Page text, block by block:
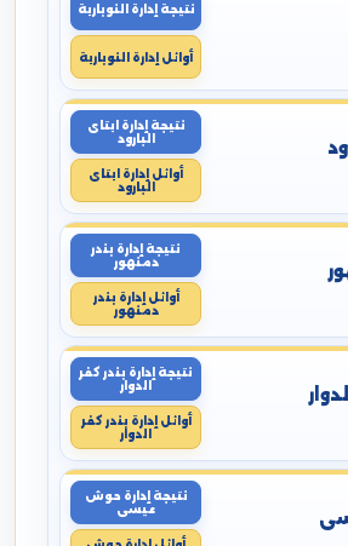
نتيجة إدارة النوبارية
أوائل إدارة النوبارية
نتيجة إدارة ايتاى
البارود
أوائل إدارة ايتاى
البارود
نتيجة إدارة بندر
دمنهور
أوائل إدارة بندر
دمنهور
نتيجة إدارة بندر كفر
الدوار
أوائل إدارة بندر كفر
الدوار
نتيجة إدارة حوش
عيسى